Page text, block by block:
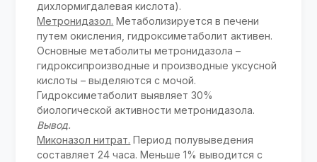
дихлормигдалевая кислота).
Метронидазол. Метаболизируется в печени
путем окисления, гидроксиметаболит активен.
Основные метаболиты метронидазола –
гидроксипроизводные и производные уксусной
кислоты – выделяются с мочой.
Гидроксиметаболит выявляет 30%
биологической активности метронидазола.
Вывод.
Миконазол нитрат. Период полувыведения
составляет 24 часа. Меньше 1% выводится с